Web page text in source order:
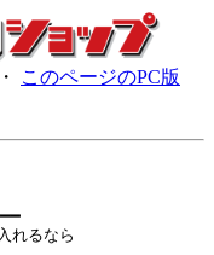
・ このページのPC版
れるなら